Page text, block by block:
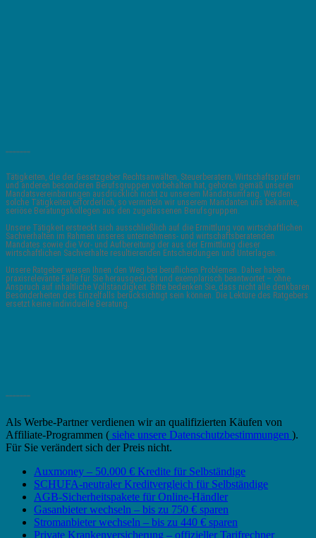
Tätigkeiten, die der Gesetzgeber Rechtsanwälten, Steuerberatern, Wirtschaftsprüfern
und anderen besonderen Berufsgruppen vorbehalten hat, gehören gemäß unseren
Mandatsvereinbarungen ausdrücklich nicht zu unserem Mandatsumfang. Werden
solche Tätigkeiten erforderlich, so vermitteln wir unserem Mandanten uns bekannte,
seriöse Beratungskollegen aus den zugelassenen Berufsgruppen.
Unsere Tätigkeit erstreckt sich ausschließlich auf die Ermittlung von wirtschaftlichen
Sachverhalten im Rahmen unseres unternehmens- und wirtschaftsberatenden
Mandates sowie die Vor- und Aufbereitung der aus der Ermittlung dieser
wirtschaftlichen Sachverhalte resultierenden Entscheidungen und Unterlagen.
Unsere Ratgeber weisen Ihnen den Weg bei beruflichen Problemen. Daher haben
praxisrelevante Fälle für Sie herausgesucht und exemplarisch beantwortet – ohne
Anspruch auf inhaltliche Vollständigkeit. Bitte bedenken Sie, dass nicht alle denkbaren
Besonderheiten des Einzelfalls berücksichtigt sein können. Die Lektüre des Ratgebers
ersetzt keine individuelle Beratung.
Als Werbe-Partner verdienen wir an qualifizierten Käufen von
Affiliate-Programmen ( siehe unsere Datenschutzbestimmungen ).
Für Sie verändert sich der Preis nicht.
Auxmoney – 50.000 € Kredite für Selbständige
SCHUFA-neutraler Kreditvergleich für Selbständige
AGB-Sicherheitspakete für Online-Händler
Gasanbieter wechseln – bis zu 750 € sparen
Stromanbieter wechseln – bis zu 440 € sparen
Private Krankenversicherung – offizieller Tarifrechner